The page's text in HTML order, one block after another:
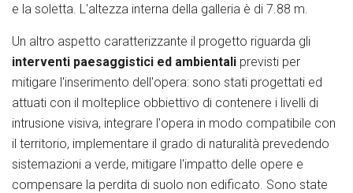
e la soletta. L'altezza interna della galleria è di 7.88 m.
Un altro aspetto caratterizzante il progetto riguarda gli
interventi paesaggistici ed ambientali previsti per
mitigare l'inserimento dell'opera: sono stati progettati ed
attuati con il molteplice obbiettivo di contenere i livelli di
intrusione visiva, integrare l'opera in modo compatibile con
il territorio, implementare il grado di naturalità prevedendo
sistemazioni a verde, mitigare l'impatto delle opere e
compensare la perdita di suolo non edificato. Sono state